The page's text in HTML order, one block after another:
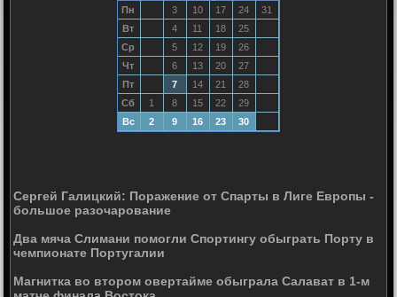
Пн 3 10 17 24
31
Вт
4 11 18
25
Ср
5 12 19
26
Чт
6 13 20
27
Пт
7 14 21
28
Сб
1 8 15 22
29
Вс
2 9 16 23 30
Сергей Галицкий: Поражение от Спарты в Лиге Европы -
большое разочарование
Два мяча Слимани помогли Спортингу обыграть Порту в
чемпионате Португалии
Магнитка во втором овертайме обыграла Салават в 1-м